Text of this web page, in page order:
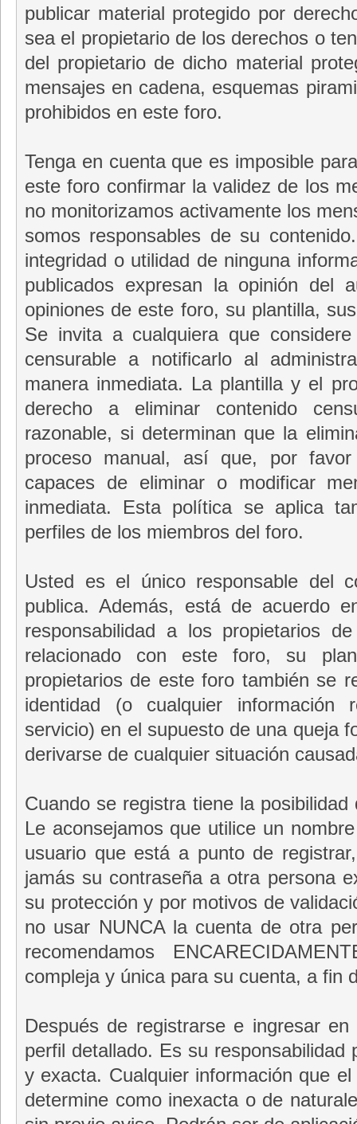
publicar material protegido por
sea el propietario de los derechos o
del propietario de dicho material
mensajes en cadena, esquemas
prohibidos en este foro.
Tenga en cuenta que es imposible
este foro confirmar la validez de los
no monitorizamos activamente los
somos responsables de su
integridad o utilidad de ninguna
publicados expresan la opinión del
opiniones de este foro, su plantilla,
Se invita a cualquiera que
censurable a notificarlo al
manera inmediata. La plantilla y el
derecho a eliminar contenido
razonable, si determinan que la
proceso manual, así que, por
capaces de eliminar o modificar
inmediata. Esta política se aplica
perfiles de los miembros del foro.
Usted es el único responsable del
publica. Además, está de acuerdo
responsabilidad a los propietarios
relacionado con este foro, su
propietarios de este foro también se
identidad (o cualquier información
servicio) en el supuesto de una queja
derivarse de cualquier situación
Cuando se registra tiene la
Le aconsejamos que utilice un
usuario que está a punto de
jamás su contraseña a otra persona
su protección y por motivos de
no usar NUNCA la cuenta de otra
recomendamos
compleja y única para su cuenta, a fin
Después de registrarse e ingresar
perfil detallado. Es su
y exacta. Cualquier información que
determine como inexacta o de